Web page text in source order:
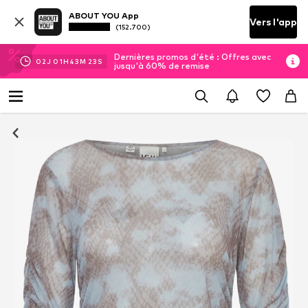
ABOUT YOU App
(152.700) Vers l'app
02J 01H 43M 22 S
Dernières promos d'été : Offres avec
jusqu'à 60% de remise